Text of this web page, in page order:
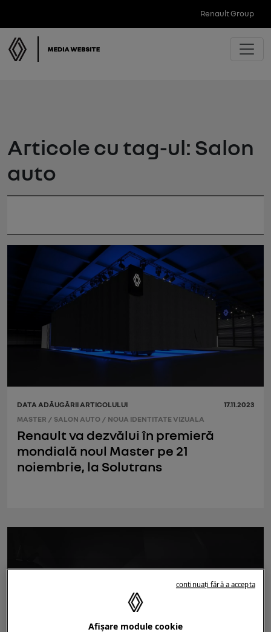
Renault Group
Articole cu tag-ul: Salon
auto
DATA ADĂUGĂRII ARTICOLULUI
17.11.2023
MASTER / SALON AUTO / NOUA IDENTITATE VIZUALA
Renault va dezvălui în premieră
mondială noul Master pe 21
noiembrie, la Solutrans
Afișare module cookie
continuați fără a accepta